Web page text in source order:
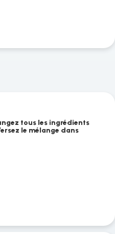
tous les ingrédients
le mélange dans